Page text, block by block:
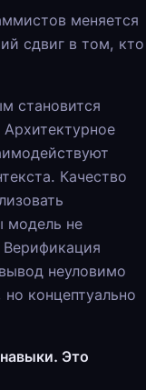
меняется
сдвиг в том, кто
становится
Качество
модель не
Верификация
неуловимо
концептуально
Это